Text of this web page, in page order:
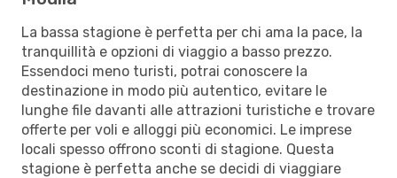
La bassa stagione è perfetta per chi ama la pace, la
tranquillità e opzioni di viaggio a basso prezzo.
Essendoci meno turisti, potrai conoscere la
destinazione in modo più autentico, evitare le
lunghe file davanti alle attrazioni turistiche e trovare
offerte per voli e alloggi più economici. Le imprese
locali spesso offrono sconti di stagione. Questa
stagione è perfetta anche se decidi di viaggiare